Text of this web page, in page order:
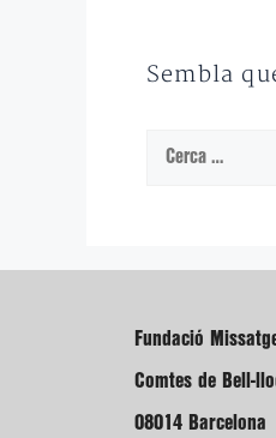
Sembla
Cerca:
Fundació
Comtes de Bell-
08014 Barcelona